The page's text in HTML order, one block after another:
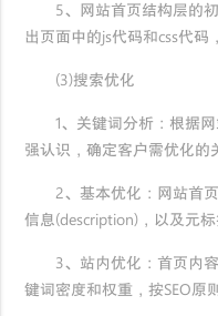
5、网站首页结构层的初
出页面中的js代码和css代码
(3)搜索优化
1、关键词分析：根据网
强认识，确定客户需优化的
2、基本优化：网站首页
信息(description)，以及元
3、站内优化：首页内容
键词密度和权重，按SEO原